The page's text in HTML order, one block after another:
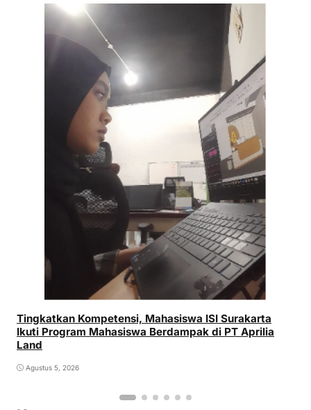
Tingkatkan Kompetensi, Mahasiswa ISI Surakarta
Ikuti Program Mahasiswa Berdampak di PT Aprilia
Land
Agustus 5, 2026